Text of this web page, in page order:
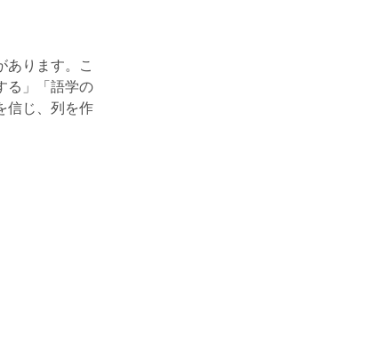
あります。こ
る」「語学の
信じ、列を作